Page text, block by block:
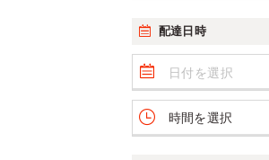
配達日時
時間を選択